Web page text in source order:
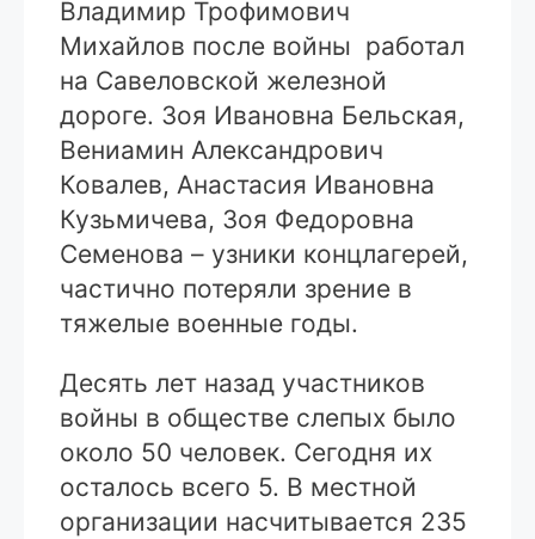
Владимир Трофимович
Михайлов после войны работал
на Савеловской железной
дороге. Зоя Ивановна Бельская,
Вениамин Александрович
Ковалев, Анастасия Ивановна
Кузьмичева, Зоя Федоровна
Семенова – узники концлагерей,
частично потеряли зрение в
тяжелые военные годы.
Десять лет назад участников
войны в обществе слепых было
около 50 человек. Сегодня их
осталось всего 5. В местной
организации насчитывается 235